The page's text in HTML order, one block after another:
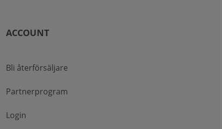
ACCOUNT
Bli återförsäljare
Partnerprogram
Login